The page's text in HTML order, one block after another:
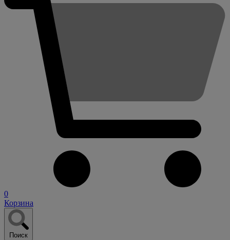
0
Корзина
Поиск